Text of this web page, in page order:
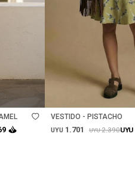
VESTIDO - PISTACHO
UYU 1.701 UYU2.390UYU